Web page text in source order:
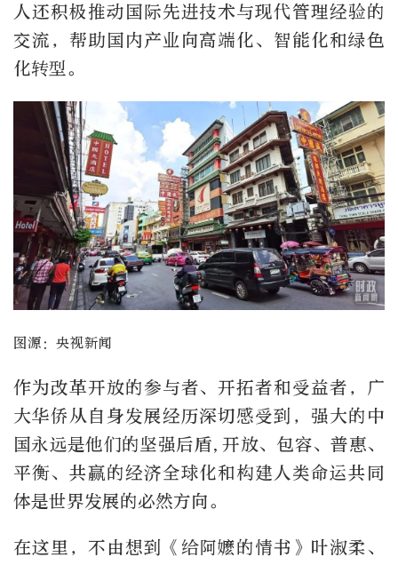
人还积极推动国际先进技术与现代管理经验的
交流，帮助国内产业向高端化、智能化和绿色
化转型。
图源：央视新闻
作为改革开放的参与者、开拓者和受益者，广
大华侨从自身发展经历深切感受到，强大的中
国永远是他们的坚强后盾,开放、包容、普惠、
平衡、共赢的经济全球化和构建人类命运共同
体是世界发展的必然方向。
在这里，不由想到《给阿嬷的情书》叶淑柔、